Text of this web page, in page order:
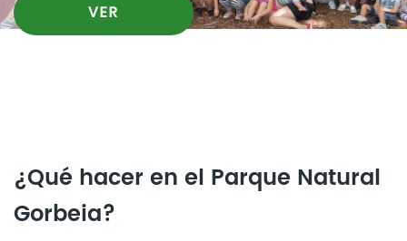
VER
¿Qué hacer en el Parque Natural
Gorbeia?